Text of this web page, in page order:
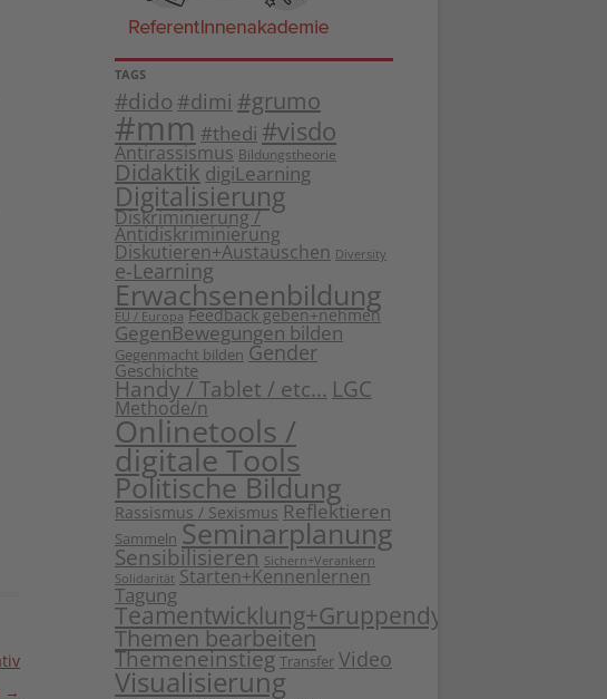
→
TAGS
#dido #dimi #grumo
#mm #thedi #visdo
Antirassismus Bildungstheorie
Didaktik digiLearning
Digitalisierung
Diskriminierung /
Antidiskriminierung
Diskutieren+Austauschen Diversity
e-Learning
Erwachsenenbildung
EU / Europa Feedback geben+nehmen
GegenBewegungen bilden
Gegenmacht bilden Gender
Geschichte
Handy / Tablet / etc... LGC
Methode/n
Onlinetools /
digitale Tools
Politische Bildung
Rassismus / Sexismus Reflektieren
Sammeln Seminarplanung
Sensibilisieren Sichern+Verankern
Solidarität Starten+Kennenlernen
Tagung
Teamentwicklung+Gruppendynamik
Themen bearbeiten
Themeneinstieg Transfer Video
Visualisierung